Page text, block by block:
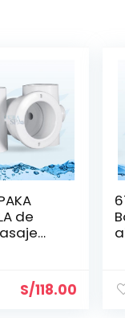
de
S/118.00